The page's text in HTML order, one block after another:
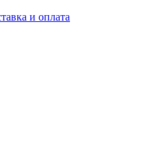
и оплата